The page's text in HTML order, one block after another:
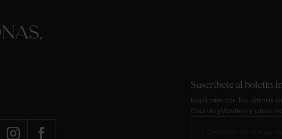
Suscríbete al boletín
Inspírame con las últimas
CourtesyMasters y otras